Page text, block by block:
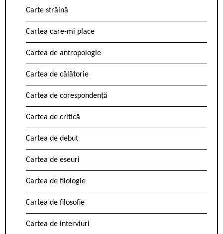
Carte străină
Cartea care-mi place
Cartea de antropologie
Cartea de călătorie
Cartea de corespondență
Cartea de critică
Cartea de debut
Cartea de eseuri
Cartea de filologie
Cartea de filosofie
Cartea de interviuri